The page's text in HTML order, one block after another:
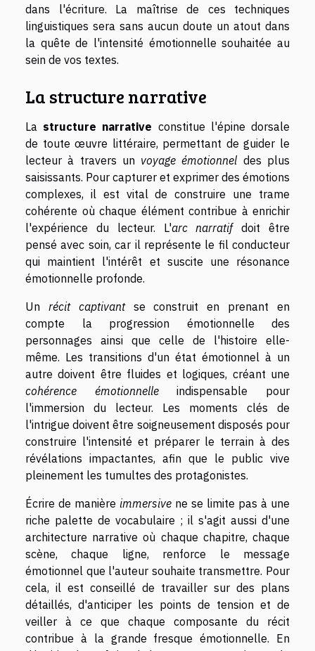
dans l'écriture. La maîtrise de ces techniques
linguistiques sera sans aucun doute un atout dans
la quête de l'intensité émotionnelle souhaitée au
sein de vos textes.
La structure narrative
La structure narrative constitue l'épine dorsale
de toute œuvre littéraire, permettant de guider le
lecteur à travers un voyage émotionneldes plus
saisissants. Pour capturer et exprimer des émotions
complexes, il est vital de construire une trame
cohérente où chaque élément contribue à enrichir
l'expérience du lecteur. L'arc narratifdoit être
pensé avec soin, car il représente le fil conducteur
qui maintient l'intérêt et suscite une résonance
émotionnelle profonde.
Un récit captivantse construit en prenant en
compte la progression émotionnelle des
personnages ainsi que celle de l'histoire elle-
même. Les transitions d'un état émotionnel à un
autre doivent être fluides et logiques, créant une
cohérence émotionnelleindispensable pour
l'immersion du lecteur. Les moments clés de
l'intrigue doivent être soigneusement disposés pour
construire l'intensité et préparer le terrain à des
révélations impactantes, afin que le public vive
pleinement les tumultes des protagonistes.
Écrire de manière immersive ne se limite pas à une
riche palette de vocabulaire ; il s'agit aussi d'une
architecture narrative où chaque chapitre, chaque
scène, chaque ligne, renforce le message
émotionnel que l'auteur souhaite transmettre. Pour
cela, il est conseillé de travailler sur des plans
détaillés, d'anticiper les points de tension et de
veiller à ce que chaque composante du récit
contribue à la grande fresque émotionnelle. En